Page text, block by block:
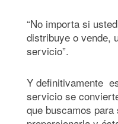
“No importa si
distribuye o vende,
servicio”.
Y definitivamente
servicio se
que buscamos